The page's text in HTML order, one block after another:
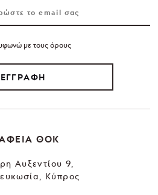
με τους όρους
ΕΓΓΡΑΦΗ
ΘΟΚ
Αυξεντίου 9,
Κύπρος